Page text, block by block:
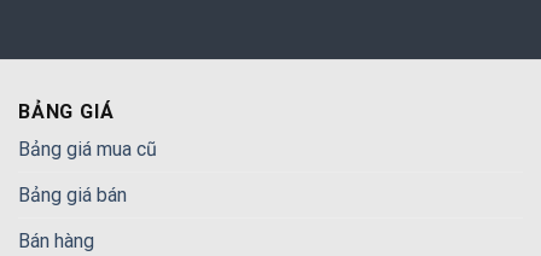
BẢNG GIÁ
Bảng giá mua cũ
Bảng giá bán
Bán hàng